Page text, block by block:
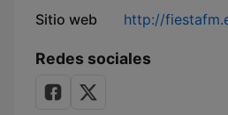
Sitio web http://
Redes sociales